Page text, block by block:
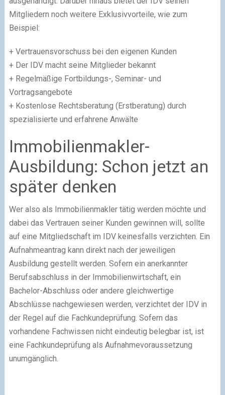
Mitgliedern noch weitere Exklusivvorteile, wie zum
Beispiel:
+ Vertrauensvorschuss bei den eigenen Kunden
+ Der IDV macht seine Mitglieder bekannt
+ Regelmäßige Fortbildungs-, Seminar- und
Vortragsangebote
+ Kostenlose Rechtsberatung (Erstberatung) durch
spezialisierte und erfahrene Anwälte
Immobilienmakler-
Ausbildung: Schon jetzt an
später denken
Wer also als Immobilienmakler tätig werden möchte und
dabei das Vertrauen seiner Kunden gewinnen will, sollte
auf eine Mitgliedschaft im IDV keinesfalls verzichten. Ein
Aufnahmeantrag kann direkt nach der jeweiligen
Ausbildung gestellt werden. Sofern ein anerkannter
Berufsabschluss in der Immobilienwirtschaft, ein
Bachelor-Abschluss oder andere gleichwertige
Abschlüsse nachgewiesen werden, verzichtet der IDV in
der Regel auf die Fachkundeprüfung. Sofern das
vorhandene Fachwissen nicht eindeutig belegbar ist, ist
eine Fachkundeprüfung als Aufnahmevoraussetzung
unumgänglich.